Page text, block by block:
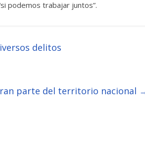
podemos trabajar juntos”.
delitos
parte del territorio nacional